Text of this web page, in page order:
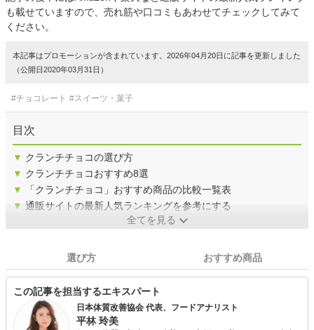
も載せていますので、売れ筋や口コミもあわせてチェックしてみて
ください。
本記事はプロモーションが含まれています。2026年04月20日に記事を更新しました
（公開日2020年03月31日）
#チョコレート #スイーツ・菓子
目次
▼ クランチチョコの選び方
▼ クランチチョコおすすめ8選
▼
「クランチチョコ」おすすめ商品の比較一覧表
▼ 通販サイトの最新人気ランキングを参考にする
全てを見る
選び方 おすすめ商品
この記事を担当するエキスパート
日本体質改善協会 代表、フードアナリスト
平林 玲美